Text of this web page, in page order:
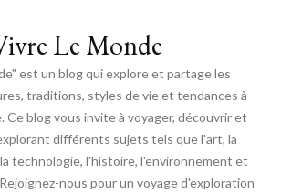
Le Monde
est un blog qui explore et partage les
traditions, styles de vie et tendances à
Ce blog vous invite à voyager, découvrir et
différents sujets tels que l'art, la
technologie, l'histoire, l'environnement et
nous pour un voyage d'exploration